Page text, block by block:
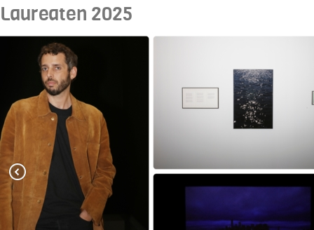
Laureaten 2025